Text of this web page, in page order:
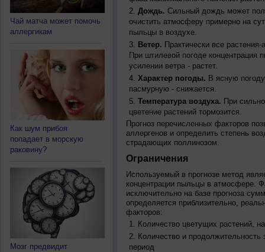
Чай матча может помочь
аллергикам
Как шум прибоя
попадает в морскую
раковину?
Мозг предвидит
Дождь. Сильный дождь может
очистить атмосферу примерно на
пыльцы в воздухе.
Ветер. Практически все
При штилевой погоде
усилении ветра - растет.
Характер погоды. В ясную
пасмурную - снижается.
Температура воздуха. При
цветение растений тормозится.
Прогноз перечисленных факторов
аллергенов и определить степень
страдающих поллинозом.
Ограничения
Используемый в прогнозе метод
концентрации пыльцы в атмосфере.
исключительно на базе прогноза
определяется приблизительно,
факторов:
Количество цветущих растений,
Количество и продолжительность
период